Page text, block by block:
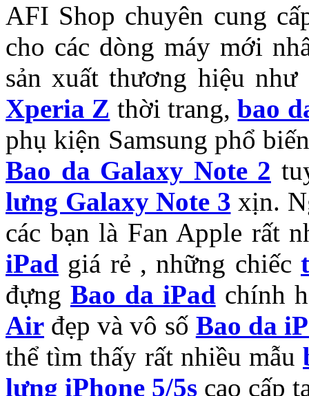
AFI Shop chuyên cung
cho các dòng máy mới
sản xuất thương hiệu
Xperia Z thời trang,bao
phụ kiện Samsung phổ
Bao da Galaxy Note 2
lưng Galaxy Note 3 xịn.
các bạn là Fan Apple rất
iPad giá rẻ , những chiếc
đựng Bao da iPad chính
Air đẹp và vô số Bao da
thể tìm thấy rất nhiều mẫu
lưng iPhone 5/5s cao cấp